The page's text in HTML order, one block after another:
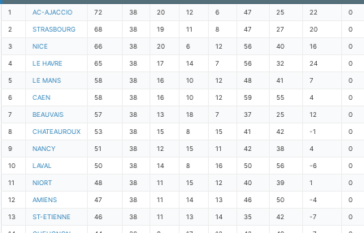
1 AC-AJACCIO 72 38 20 12 6 47 25 22 0
2 STRASBOURG 68 38 19 11 8 47 27 20 0
3 NICE 66 38 20 6 12 56 40 16 0
4 LE HAVRE 65 38 17 14 7 56 32 24 0
5 LE MANS 58 38 16 10 12 48 41 7 0
6 CAEN 58 38 16 10 12 59 55 4 0
7 BEAUVAIS 57 38 13 18 7 37 25 12 0
8 CHATEAUROUX 53 38 15 8 15 41 42 -1 0
9 NANCY 51 38 12 15 11 42 38 4 0
10 LAVAL 50 38 14 8 16 50 56 -6 0
11 NIORT 48 38 11 15 12 40 39 1 0
12 AMIENS 47 38 11 14 13 46 50 -4 0
13 ST-ETIENNE 46 38 11 13 14 35 42 -7 0